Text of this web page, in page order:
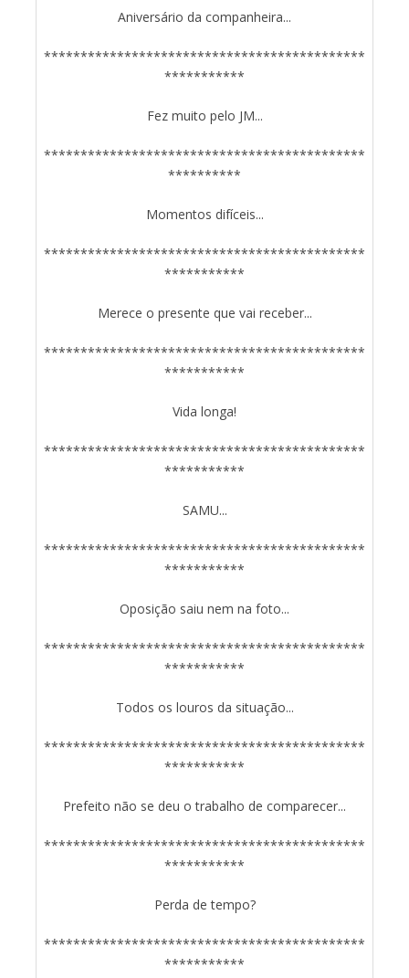
Aniversário da companheira...
********************************************
***********
Fez muito pelo JM...
********************************************
**********
Momentos difíceis...
********************************************
***********
Merece o presente que vai receber...
********************************************
***********
Vida longa!
********************************************
***********
SAMU...
********************************************
***********
Oposição saiu nem na foto...
********************************************
***********
Todos os louros da situação...
********************************************
***********
Prefeito não se deu o trabalho de comparecer...
********************************************
***********
Perda de tempo?
********************************************
***********